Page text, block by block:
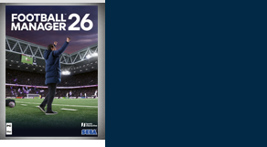
עכשיו בפורומים:FM19- איך יוצאים לחופשה עם המאמן ?